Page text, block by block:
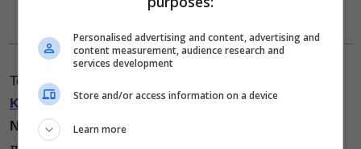
Το θέατρο Φούρνος
Knock, της Μέγκαν Τζένκινς σε σκηνοθεσία του
Ντίνου Ψυχογιού. Ένα φθινοπωρινό απόγευμα, σε
Personalised advertising and content, advertising and
content measurement, audience research and
services development
Store and/or access information on a device
Learn more